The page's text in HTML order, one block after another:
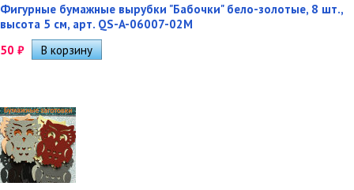
Фигурные бумажные вырубки "Бабочки" бело-золотые, 8 шт.,
высота 5 см, арт. QS-A-06007-02M
50 ₽